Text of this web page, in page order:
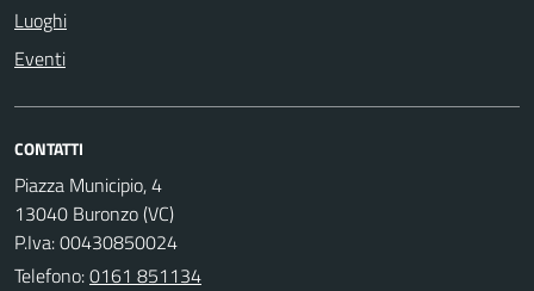
Luoghi
Eventi
CONTATTI
Piazza Municipio, 4
13040 Buronzo (VC)
P.Iva: 00430850024
Telefono:0161 851134